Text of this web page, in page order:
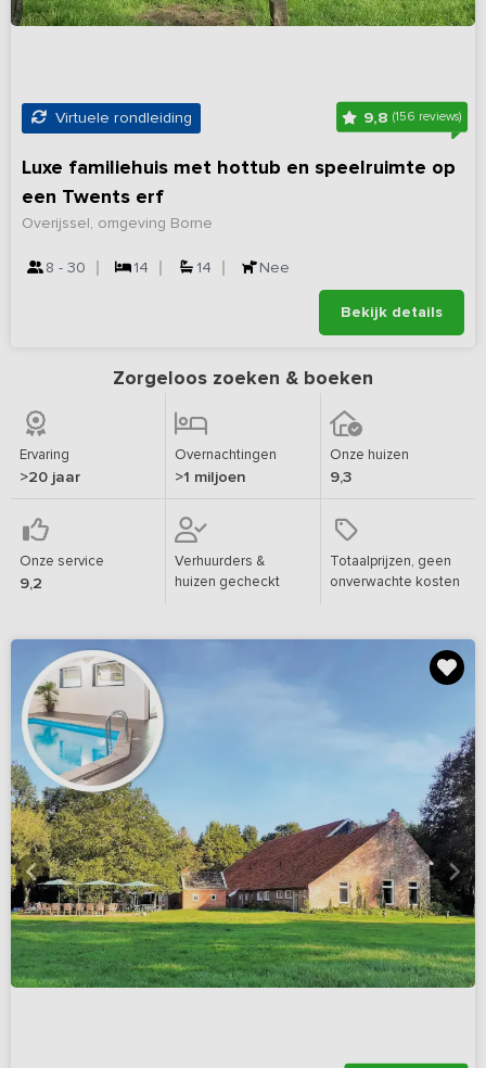
Virtuele rondleiding 9,8 (156 reviews)
Luxe familiehuis met hottub en speelruimte op
een Twents erf
Overijssel, omgeving Borne
8 - 30 14 14 Nee
Bekijk details
Zorgeloos zoeken & boeken
Ervaring
>20 jaar
Overnachtingen
>1 miljoen
Onze huizen
9,3
Onze service
9,2
Verhuurders &
huizen gecheckt
Totaalprijzen, geen
onverwachte kosten